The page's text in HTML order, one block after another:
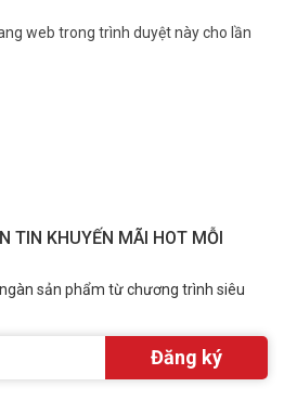
web trong trình duyệt này cho lần
TIN KHUYẾN MÃI HOT MỖI
sản phẩm từ chương trình siêu